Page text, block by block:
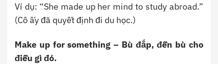
Ví dụ: “She made up her mind to study abroad.”
(Cô ấy đã quyết định đi du học.)
Make up for something – Bù đắp, đền bù cho
điều gì đó.